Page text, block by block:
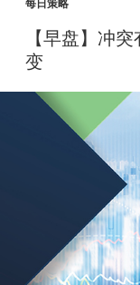
每日策略
【早盘】冲
变